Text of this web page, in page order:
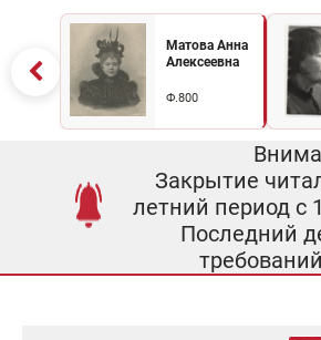
Матова Анна
Алексеевна
Ф.800
Закрытие
летний период с
Последний